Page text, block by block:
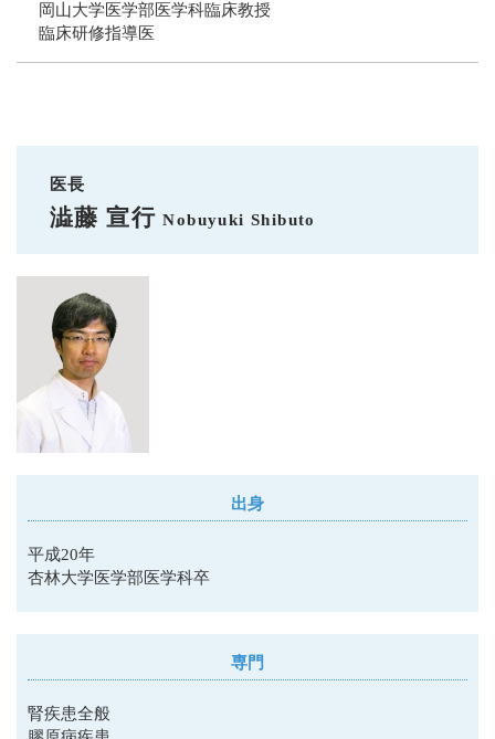
岡山大学医学部医学科臨床教授
臨床研修指導医
医長
澁藤 宣行Nobuyuki Shibuto
出身
平成20年
杏林大学医学部医学科卒
専門
腎疾患全般